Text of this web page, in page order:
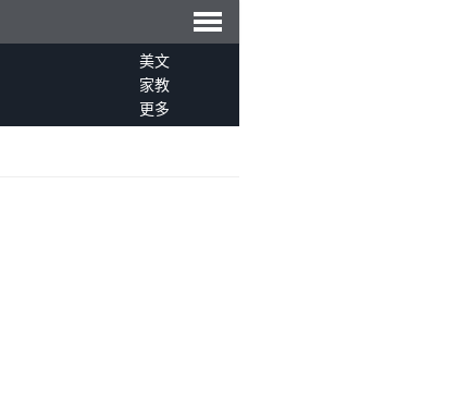
導
美文
家教
更多